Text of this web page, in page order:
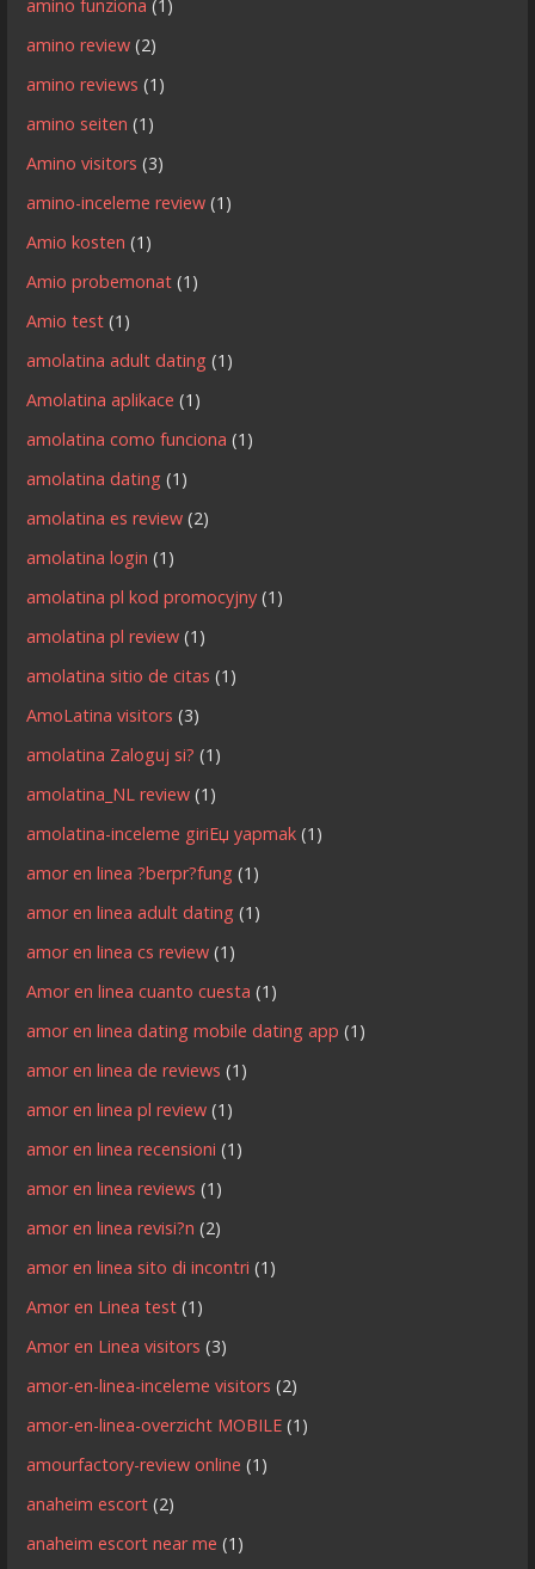
amino funziona (1)
amino review (2)
amino reviews (1)
amino seiten (1)
Amino visitors (3)
amino-inceleme review (1)
Amio kosten (1)
Amio probemonat (1)
Amio test (1)
amolatina adult dating (1)
Amolatina aplikace (1)
amolatina como funciona (1)
amolatina dating (1)
amolatina es review (2)
amolatina login (1)
amolatina pl kod promocyjny (1)
amolatina pl review (1)
amolatina sitio de citas (1)
AmoLatina visitors (3)
amolatina Zaloguj si? (1)
amolatina_NL review (1)
amolatina-inceleme giriЕџ yapmak (1)
amor en linea ?berpr?fung (1)
amor en linea adult dating (1)
amor en linea cs review (1)
Amor en linea cuanto cuesta (1)
amor en linea dating mobile dating app (1)
amor en linea de reviews (1)
amor en linea pl review (1)
amor en linea recensioni (1)
amor en linea reviews (1)
amor en linea revisi?n (2)
amor en linea sito di incontri (1)
Amor en Linea test (1)
Amor en Linea visitors (3)
amor-en-linea-inceleme visitors (2)
amor-en-linea-overzicht MOBILE (1)
amourfactory-review online (1)
anaheim escort (2)
anaheim escort near me (1)